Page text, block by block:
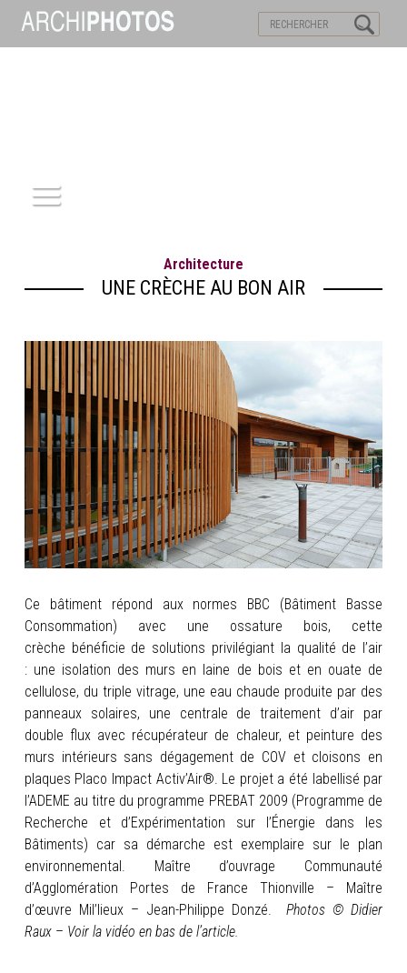
ARCHITECTURE
REPORTAGE
INFOS
PORTFOLIO
CONTACT
Architecture
UNE CRÈCHE AU BON AIR
Ce bâtiment répond aux normes BBC (Bâtiment Basse
Consommation) avec une ossature bois, cette
crèche bénéficie de solutions privilégiant la qualité de l’air
: une isolation des murs en laine de bois et en ouate de
cellulose, du triple vitrage, une eau chaude produite par des
panneaux solaires, une centrale de traitement d’air par
double flux avec récupérateur de chaleur, et peinture des
murs intérieurs sans dégagement de COV et cloisons en
plaques Placo Impact Activ’Air®. Le projet a été labellisé par
l’ADEME au titre du programme PREBAT 2009 (Programme de
Recherche et d’Expérimentation sur l’Énergie dans les
Bâtiments) car sa démarche est exemplaire sur le plan
environnemental. Maître d’ouvrage Communauté
d’Agglomération Portes de France Thionville – Maître
d’œuvre Mil’lieux – Jean-Philippe Donzé.Photos © Didier
Raux– Voir la vidéo en bas de l’article.